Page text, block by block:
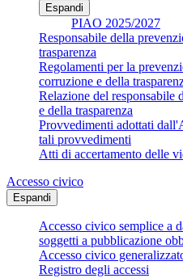
Espandi
PIAO 2025/2027
Responsabile della
trasparenza
Regolamenti per la
corruzione e della
Relazione del responsabile
e della trasparenza
Provvedimenti adottati
tali provvedimenti
Atti di accertamento delle
Accesso civico
Espandi
Accesso civico semplice a
soggetti a pubblicazione
Accesso civico
Registro degli accessi